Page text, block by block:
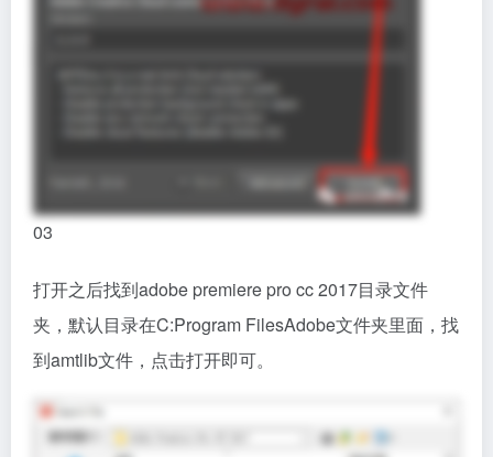
03
打开之后找到adobe premiere pro cc 2017目录文件
夹，默认目录在C:Program FilesAdobe文件夹里面，找
到amtlib文件，点击打开即可。